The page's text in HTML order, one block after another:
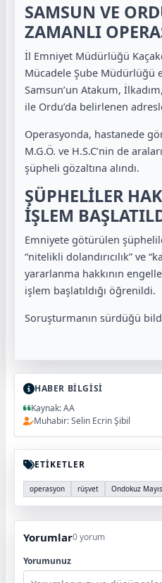
SAMSUN VE
ZAMANLI
İl Emniyet Müdürlüğü
Mücadele Şube Müdürlüğü
Samsun’un Atakum,
ile Ordu’da belirlenen
Operasyonda, hastanede
M.G.Ö. ve H.S.C’nin de
şüpheli gözaltına alındı.
ŞÜPHELİLER
İŞLEM
Emniyete götürülen
“nitelikli dolandırıcılık” ve
yararlanma hakkının
işlem başlatıldığı öğrenildi.
Soruşturmanın sürdüğü
HABER BİLGİSİ
Kaynak: AA
Muhabir: Selin Ecrin Şibil
ETİKETLER
operasyon rüşvet Ondokuz
Yorumlar0 yorum
Yorumunuz